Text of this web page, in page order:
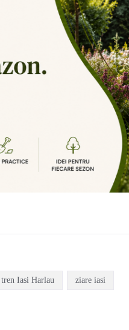
tren Iasi Harlau ziare iasi